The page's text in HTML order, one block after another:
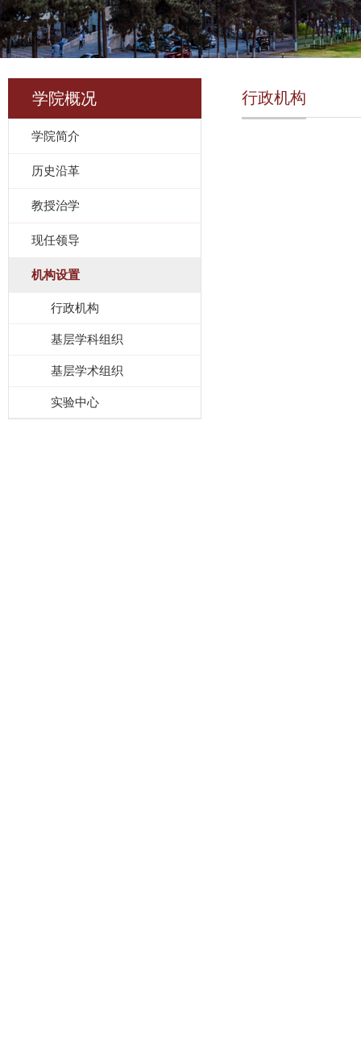
学院概况
学院简介
历史沿革
教授治学
现任领导
机构设置
行政机构
基层学科组织
基层学术组织
实验中心
行政机构